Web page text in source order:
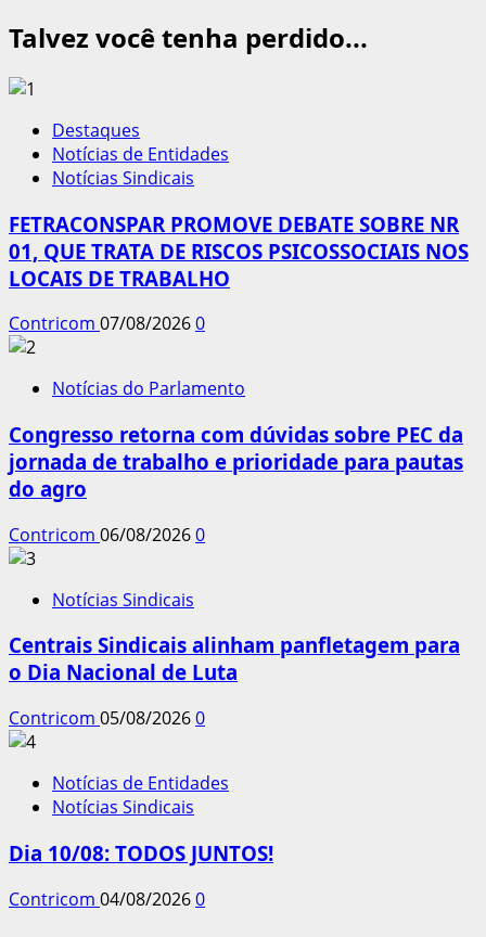
Talvez você tenha perdido...
Destaques
Notícias de Entidades
Notícias Sindicais
FETRACONSPAR PROMOVE DEBATE SOBRE NR
01, QUE TRATA DE RISCOS PSICOSSOCIAIS NOS
LOCAIS DE TRABALHO
Contricom 07/08/20260
Notícias do Parlamento
Congresso retorna com dúvidas sobre PEC da
jornada de trabalho e prioridade para pautas
do agro
Contricom 06/08/20260
Notícias Sindicais
Centrais Sindicais alinham panfletagem para
o Dia Nacional de Luta
Contricom 05/08/20260
Notícias de Entidades
Notícias Sindicais
Dia 10/08: TODOS JUNTOS!
Contricom 04/08/20260